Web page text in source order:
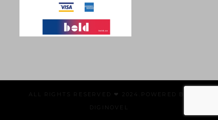
ALL RIGHTS RESERVED ❤ 2024.POWERED BY
DIGINOVEL